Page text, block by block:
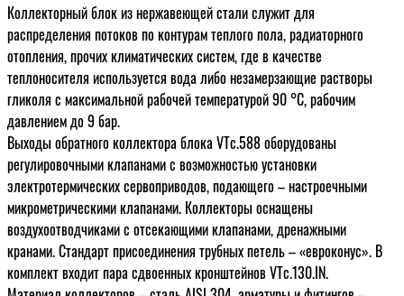
Коллекторный блок из нержавеющей стали служит для
распределения потоков по контурам теплого пола, радиаторного
отопления, прочих климатических систем, где в качестве
теплоносителя используется вода либо незамерзающие растворы
гликоля с максимальной рабочей температурой 90 °С, рабочим
давлением до 9 бар.
Выходы обратного коллектора блока VTс.588 оборудованы
регулировочными клапанами с возможностью установки
электротермических сервоприводов, подающего – настроечными
микрометрическими клапанами. Коллекторы оснащены
воздухоотводчиками с отсекающими клапанами, дренажными
кранами. Стандарт присоединения трубных петель – «евроконус». В
комплект входит пара сдвоенных кронштейнов VTc.130.IN.